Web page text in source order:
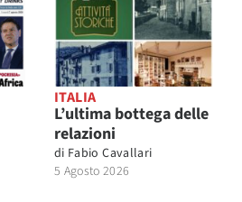
ITALIA
L’ultima bottega delle
relazioni
di Fabio Cavallari
5 Agosto 2026